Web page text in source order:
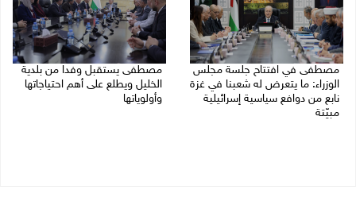
مصطفى في افتتاح جلسة مجلس
الوزراء: ما يتعرض له شعبنا في غزة
نابع من دوافع سياسية إسرائيلية
مبيّتة
مصطفى يستقبل وفدا من بلدية
الخليل ويطلع على أهم احتياجاتها
وأولوياتها